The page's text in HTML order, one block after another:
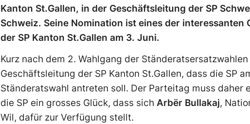
Kanton St.Gallen, in der Geschäftsleitung der SP
Schweiz. Seine Nomination ist eines der
der SP Kanton St.Gallen am 3. Juni.
Kurz nach dem 2. Wahlgang der
Geschäftsleitung der SP Kanton St.Gallen, dass die SP
Ständeratswahl antreten soll. Der Parteitag muss daher
die SP ein grosses Glück, dass sich Arbër Bullakaj,
Wil, dafür zur Verfügung stellt.